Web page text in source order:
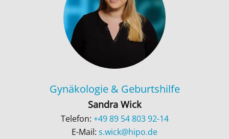
Gynäkologie & Geburtshilfe
Sandra Wick
Telefon: +49 89 54 803 92-14
E-Mail: s.wick@hipo.de